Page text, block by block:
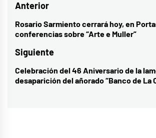
Navegación
de
Anterior
Entrada
anterior:
Rosario Sarmiento cerrará hoy, en
conferencias sobre “Arte e Muller”
Siguiente
Entrada
siguiente:
Celebración del 46 Aniversario de la
desaparición del añorado “Banco de La